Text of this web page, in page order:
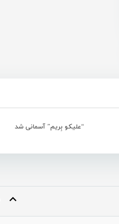
“علیکو بِریم” آسمانی شد